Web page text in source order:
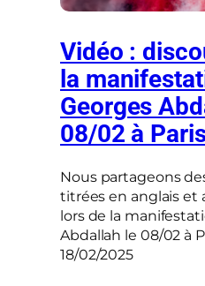
Vidéo :
la
Georges
08/02 à
Nous partageons
titrées en anglais et
lors de la
Abdallah le 08/02 à
18/02/2025